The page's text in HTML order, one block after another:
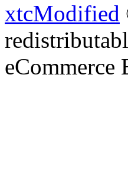
xtcModified
eCommerce